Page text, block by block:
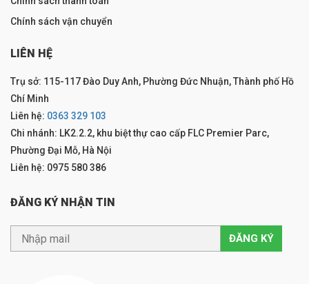
Chính sách vận chuyển
LIÊN HỆ
Trụ sở: 115-117 Đào Duy Anh, Phường Đức Nhuận, Thành phố Hồ
Chí Minh
Liên hệ: 0363 329 103
Chi nhánh: LK2.2.2, khu biệt thự cao cấp FLC Premier Parc,
Phường Đại Mỗ, Hà Nội
Liên hệ: 0975 580 386
ĐĂNG KÝ NHẬN TIN